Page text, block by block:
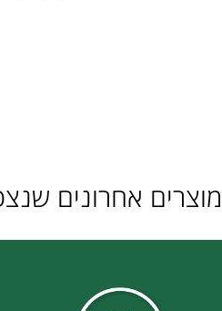
אחרונים שנצפו